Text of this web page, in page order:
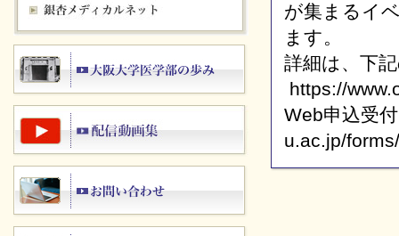
が集まるイ
ます。
詳細は、下
https://
Web申込受
u.ac.jp/